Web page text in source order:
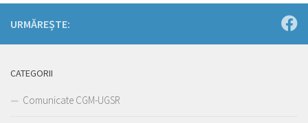
URMĂREȘTE:
CATEGORII
Comunicate CGM-UGSR